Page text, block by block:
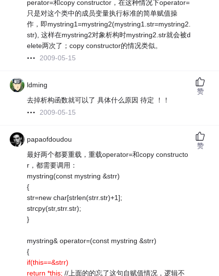
perator=和copy constructor，在这种情况下operator=
只是对这个类中的成员变量执行标准的简单赋值操
作，即mystring1=mystring2(mystring1.str=mystring2.
str), 这样在mystring2对象析构时mystring2.str就会被d
elete两次了；copy constructor的情况类似。
2009-05-15
ldming
去掉析构函数就可以了 具体什么原因 待定 ！！
2009-05-15
赞
papaofdoudou
最好两个都要重载，重载operator=和copy constructo
r，都需要调用：
mystring(const mystring &strr)
{
str=new char[strlen(strr.str)+1];
strcpy(str,strr.str);
}
mystring& operator=(const mystring &strr)
{
if(this==&strr)
return *this; //上面的的忘了这句自赋值情况，逻辑不
赞